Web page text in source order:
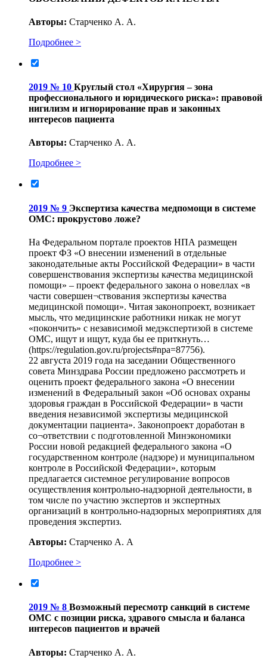
Авторы: Старченко А. А.
Подробнее >
2019 № 10 Круглый стол «Хирургия – зона
профессионального и юридического риска»: правовой
нигилизм и игнорирование прав и законных
интересов пациента
Авторы: Старченко А. А.
Подробнее >
2019 № 9 Экспертиза качества медпомощи в системе
ОМС: прокрустово ложе?
На Федеральном портале проектов НПА размещен
проект ФЗ «О внесении изменений в отдельные
законодательные акты Российской Федерации» в части
совершенствования экспертизы качества медицинской
помощи» – проект федерального закона о новеллах «в
части совершен¬ствования экспертизы качества
медицинской помощи». Читая законопроект, возникает
мысль, что медицинские работники никак не могут
«покончить» с независимой медэкспертизой в системе
ОМС, ищут и ищут, куда бы ее приткнуть…
(https://regulation.gov.ru/projects#npa=87756).
22 августа 2019 года на заседании Общественного
совета Минздрава России предложено рассмотреть и
оценить проект федерального закона «О внесении
изменений в Федеральный закон «Об основах охраны
здоровья граждан в Российской Федерации» в части
введения независимой экспертизы медицинской
документации пациента». Законопроект доработан в
со¬ответствии с подготовленной Минэкономики
России новой редакцией федерального закона «О
государственном контроле (надзоре) и муниципальном
контроле в Российской Федерации», которым
предлагается системное регулирование вопросов
осуществления контрольно-надзорной деятельности, в
том числе по участию экспертов и экспертных
организаций в контрольно-надзорных мероприятиях для
проведения экспертиз.
Авторы: Старченко А. А
Подробнее >
2019 № 8 Возможный пересмотр санкций в системе
ОМС с позиции риска, здравого смысла и баланса
интересов пациентов и врачей
Авторы: Старченко А. А.